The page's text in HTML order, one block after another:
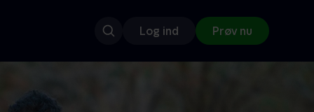
Log ind Prøv nu